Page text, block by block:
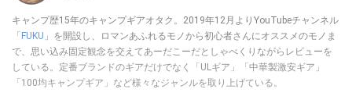
キャンプ歴15年のキャンプギアオタク。2019年12月よりYouTubeチャンネル
「 FUKU 」を開設し、ロマンあふれるモノから初心者さんにオススメのモノま
で、思い込み固定観念を交えてあーだこーだとしゃべくりながらレビューを
している。定番ブランドのギアだけでなく「ULギア」「中華製激安ギア」
「100均キャンプギア」など様々なジャンルを取り上げている。